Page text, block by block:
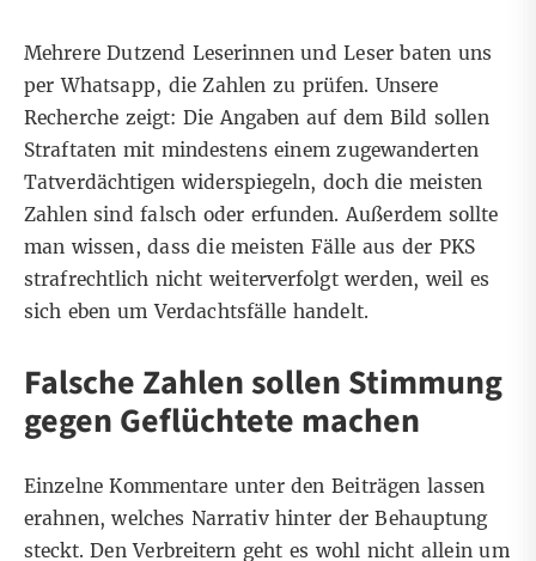
Mehrere Dutzend Leserinnen und Leser baten uns
perWhatsapp, die Zahlen zu prüfen. Unsere
Recherche zeigt: Die Angaben auf dem Bild sollen
Straftaten mit mindestens einem zugewanderten
Tatverdächtigen widerspiegeln, doch die meisten
Zahlen sind falsch oder erfunden. Außerdem sollte
man wissen, dass die meisten Fälle aus der PKS
strafrechtlich nicht weiterverfolgt werden, weil es
sich eben um Verdachtsfälle handelt.
Falsche Zahlen sollen Stimmung
gegen Geflüchtete machen
Einzelne Kommentare unter den Beiträgen lassen
erahnen, welches Narrativ hinter der Behauptung
steckt. Den Verbreitern geht es wohl nicht allein um